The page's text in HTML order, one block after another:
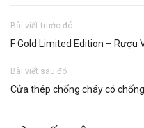
Bài viết trước đó
F Gold Limited Edition – Rượu
Bài viết sau đó
Cửa thép chống cháy có